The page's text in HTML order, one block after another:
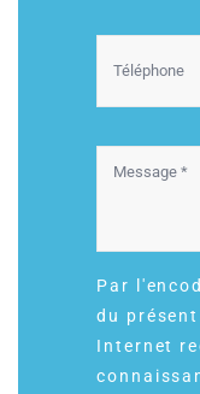
Par
du
Internet